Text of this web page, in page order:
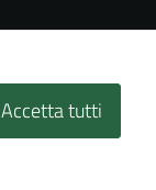
Accetta tutti